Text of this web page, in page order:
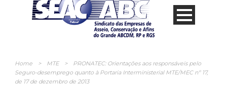
Home > MTE >
PRONATEC: Orientações aos responsáveis pelo
Seguro-desemprego quanto à Portaria Interministerial MTE/MEC nº 17,
de 17 de dezembro de 2013